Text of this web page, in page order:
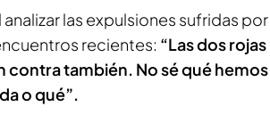
las expulsiones sufridas por
recientes: “Las dos rojas
contra también. No sé qué hemos
o qué”.